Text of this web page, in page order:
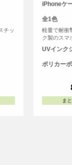
チッ
iPhoneケ
全1色
軽量で耐衝
ク製のスマ
UVインク
ポリカー
ま